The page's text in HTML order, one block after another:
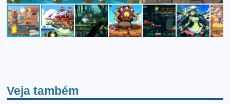
Veja também